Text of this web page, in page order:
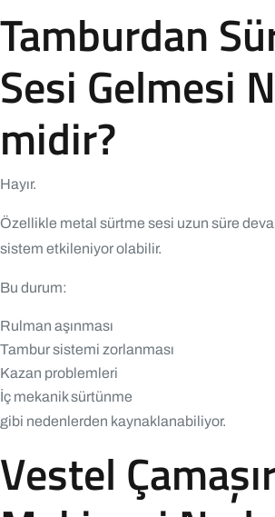
Tamburdan
Sesi Gelmesi
midir?
Hayır.
Özellikle metal sürtme sesi uzun süre
sistem etkileniyor olabilir.
Bu durum:
Rulman aşınması
Tambur sistemi zorlanması
Kazan problemleri
İç mekanik sürtünme
gibi nedenlerden kaynaklanabiliyor.
Vestel